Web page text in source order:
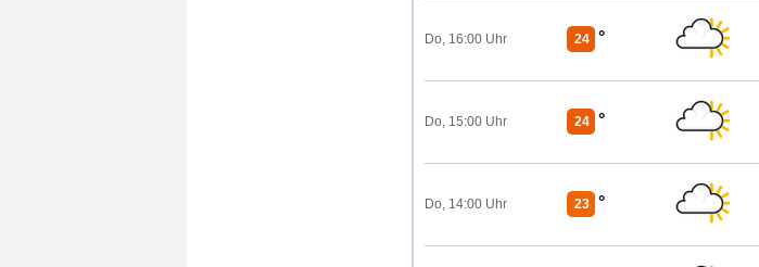
Do, 16:00 Uhr 24 °
Do, 15:00 Uhr 24 °
Do, 14:00 Uhr 23 °